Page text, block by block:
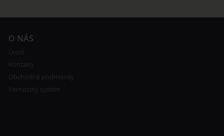
O NÁS
Úvod
Kontakty
Obchodné podmienky
Vernostný systém